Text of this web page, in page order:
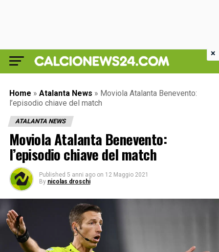
Home » Atalanta News » Moviola Atalanta Benevento:
l’episodio chiave del match
ATALANTA NEWS
Moviola Atalanta Benevento:
l’episodio chiave del match
Published 5 anni ago on 12 Maggio 2021
By nicolas droschi
×